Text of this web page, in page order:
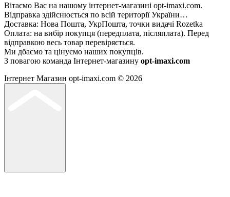
Вітаємо Вас на нашому інтернет-магазині opt-imaxi.com.
Відправка здійснюється по всій території України…
Доставка: Нова Пошта, УкрПошта, точки видачі Rozetka
Оплата: на вибір покупця (передплата, післяплата). Перед
відправкою весь товар перевіряється.
Ми дбаємо та цінуємо наших покупців.
З повагою команда Інтернет-магазину opt-imaxi.com
Інтернет Магазин opt-imaxi.com © 2026